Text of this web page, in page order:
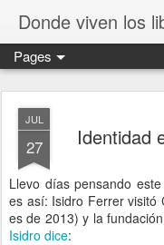
Donde viven los
Pages
JUL
27 Identidad
Llevo días pensando
es así: Isidro Ferrer visitó
es de 2013) y la
Isidro dice: